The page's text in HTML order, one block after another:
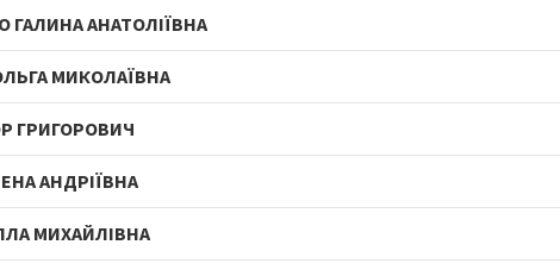
ГАЛИНА АНАТОЛІЇВНА
МИКОЛАЇВНА
ГРИГОРОВИЧ
АНДРІЇВНА
МИХАЙЛІВНА